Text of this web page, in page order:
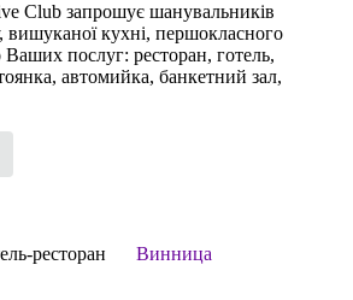
Club запрошує шанувальників
вишуканої кухні, першокласного
послуг: ресторан, готель,
автомийка, банкетний зал,
ресторан
Винница